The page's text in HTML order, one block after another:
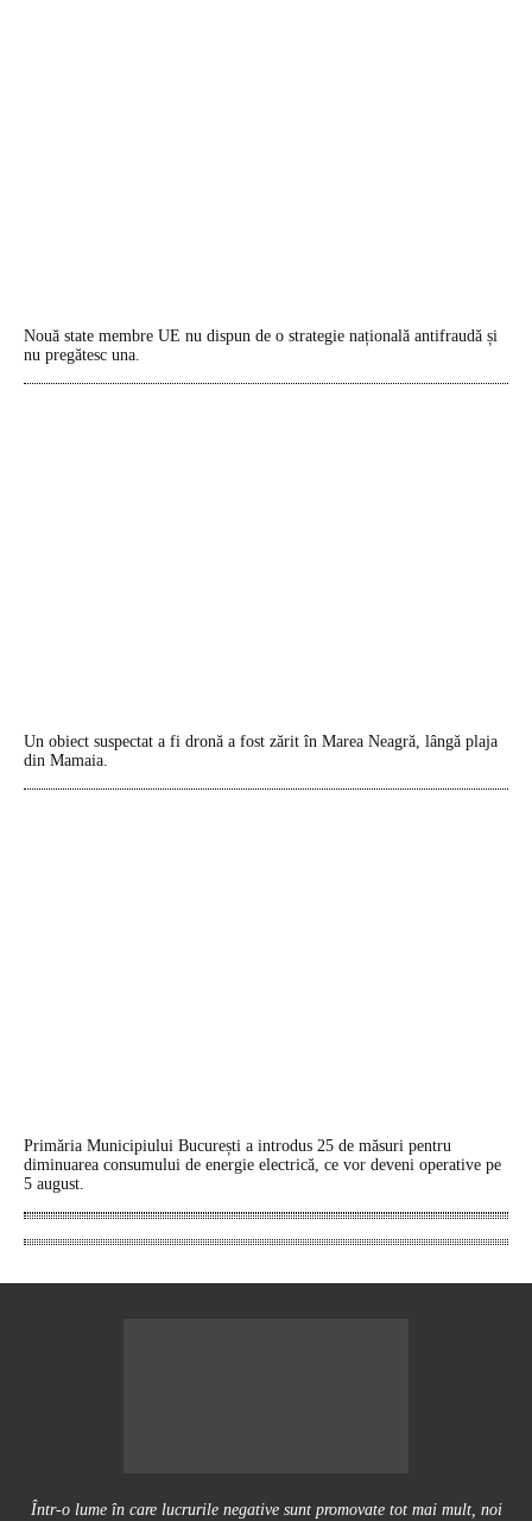
Nouă state membre UE nu dispun de o strategie națională antifraudă și
nu pregătesc una.
Un obiect suspectat a fi dronă a fost zărit în Marea Neagră, lângă plaja
din Mamaia.
Primăria Municipiului București a introdus 25 de măsuri pentru
diminuarea consumului de energie electrică, ce vor deveni operative pe
5 august.
Într-o lume în care lucrurile negative sunt promovate tot mai mult, noi